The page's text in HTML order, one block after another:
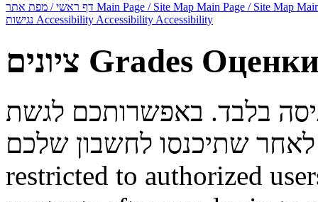
Main Page / Site Map Main Page / Site Map
Accessibility Accessibility Accessibility
ציונים Grades
בלבד. באפשרותכם לגשת
restricted to authorized